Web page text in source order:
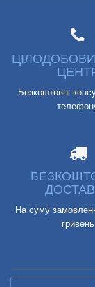
Безкоштовні
На суму
гривень